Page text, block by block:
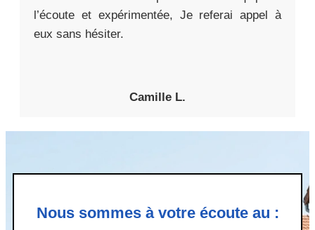
l’écoute et expérimentée, Je referai appel à
eux sans hésiter.
Camille L.
Nous sommes à votre écoute au :